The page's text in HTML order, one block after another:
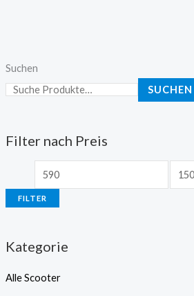
Suchen
SUCHEN
Filter nach Preis
FILTER
Kategorie
Alle Scooter